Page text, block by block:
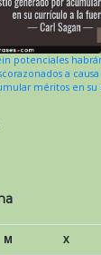
potenciales
a
méritos en
M X